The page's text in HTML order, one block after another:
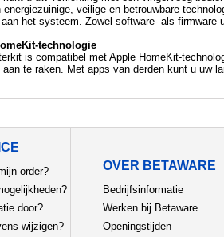
veilige en betrouwbare
het systeem. Zowel software- als
technologie
is compatibel met Apple HomeKit-
te raken. Met apps van derden kunt u uw
order?
door?
wijzigen?
OVER BETAWARE
Bedrijfsinformatie
Werken bij Betaware
Openingstijden